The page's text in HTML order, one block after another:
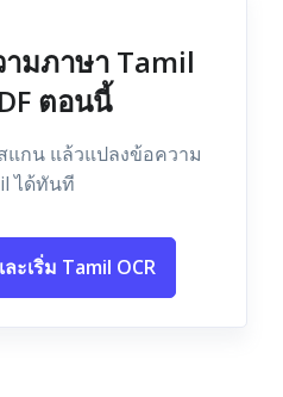
มภาษา Tamil
ตอนนี้
แกน แล้วแปลงข้อความ
ได้ทันที
ะเริ่ม Tamil OCR